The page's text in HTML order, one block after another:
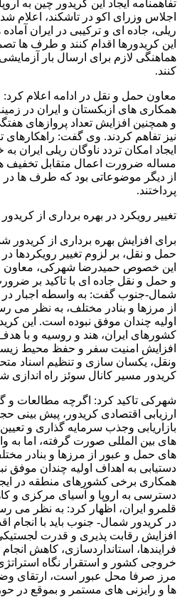
تفاهمنامه ایجاد این کریدور چین به
اجلاس وزرای اکو در تاشکند، اعلام
ریلی، جاده ای و ترکیبی در ایران آماده
این کریدورها اقدام کنند و طرف ها
هماهنگی لازم برای ارسال بار
کنند.
معاون حمل و نقل در ادامه اعلام
همکاری های ازبکستان و ایران در
و همچنین افزایش تعداد پروازهای
نیز تفاهم کردند. وی گفت:
ایجاد امکان تردد ناوگان ریلی ایران
مساله ضرورت اعمال متقابل تخفیف
از دیگر موضوعاتی بود که طرف ها
پرداختند.
تغییر رویکرد در بهره برداری از
برای افزایش بهره برداری از
حمل و نقل، بر لزوم تغییر رویکردها در
این خصوص حمیدرضا شهرکی، معاون
و حمل و نقل جاده ای با تاکید بر
شمال-جنوب گفت: به واسطه اجبار در
از مرزها و بنادر مختلف، به نظر می
کشورهای ایران، هند و روسیه و با
افزایش امنیت سفر و حفظ محیط
ونقل، یکسان سازی و تنظیم اسناد
کریدور مسیر کانال سوئز راه اندازی
شهرکی تاکید کرد: اگرچه مطالعات و
ارزیابی اقتصادی کریدور، پیش بینی
بازاریابی وجذب سرمایه گذاری و
های بین المللی صورت گرفته، اما به
های حمل و عبور از مرزها و بنادر
دستیابی به اهداف اولیه چندان موفق
همکاری برخی کشورهای منطقه در
دسترسی به اروپا و آسیای مرکزی و
قلمرو ایران، اظهار کرد: به نظر می
در کریدور شمال- جنوب باید با انجام
افزایش رقابت پذیری و قدرت
فرایندها، استانداردسازی، کاهش
خروجی کشور و استقرار نگاه استراتژی
مرز صرفا محل عبور است، ارتقای
ها و رایزنی های مستمر و بموقع در